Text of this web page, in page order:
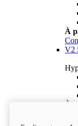
À
V2
À
new